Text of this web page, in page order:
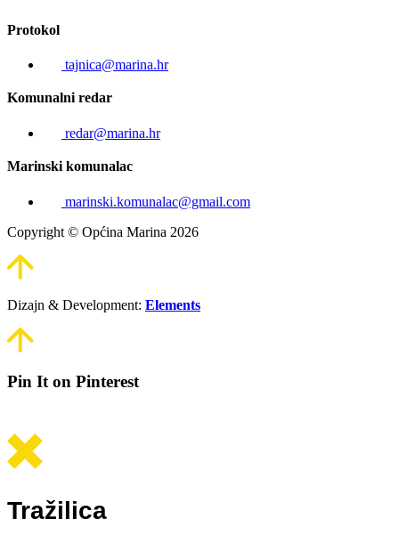
Protokol
tajnica@marina.hr
Komunalni redar
redar@marina.hr
Marinski komunalac
marinski.komunalac@gmail.com
Copyright © Općina Marina 2026
Dizajn & Development: Elements
Pin It on Pinterest
Tražilica